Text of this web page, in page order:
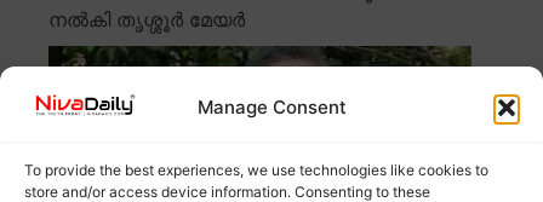
Manage Consent
To provide the best experiences, we use technologies like cookies to
store and/or access device information. Consenting to these
നൽകി തൃശ്ശൂർ മേയർ